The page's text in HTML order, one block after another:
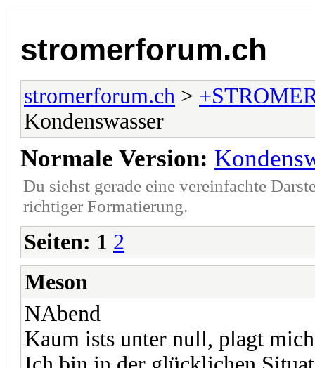
stromerforum.ch
stromerforum.ch >
Kondenswasser
Normale Version:
Du siehst gerade eine vereinfachte
richtiger Formatierung.
Seiten: 1 2
Meson
NAbend
Kaum ists unter null, plagt